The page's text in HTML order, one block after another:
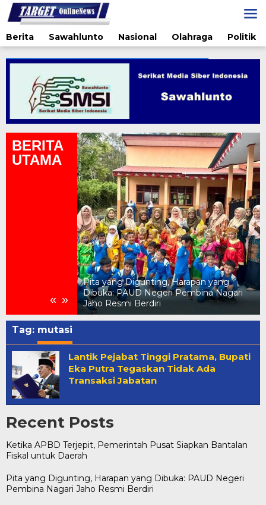
Lewati
ke
konten
Berita
Sawahlunto Nasional Olahraga Politik
BERITA
UTAMA
« »
Daerah
Pita yang Digunting, Harapan yang
Dibuka: PAUD Negeri Pembina Nagari
Jaho Resmi Berdiri
Tag: mutasi
Lantik Pejabat Tinggi Pratama, Bupati
Eka Putra Tegaskan Tidak Ada
Transaksi Jabatan
Recent Posts
Ketika APBD Terjepit, Pemerintah Pusat Siapkan Bantalan
Fiskal untuk Daerah
Pita yang Digunting, Harapan yang Dibuka: PAUD Negeri
Pembina Nagari Jaho Resmi Berdiri